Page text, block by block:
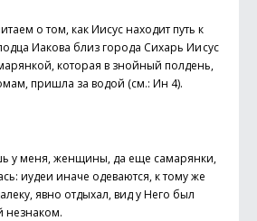
о том, как Иисус находит путь к
Иакова близ города Сихарь Ии сус
которая в знойный полдень,
пришла за водой (см.: Ин 4).
у меня, женщины, да еще самарянки,
иудеи иначе одеваются, к тому же
явно отдыхал, вид у Него был
незнаком.